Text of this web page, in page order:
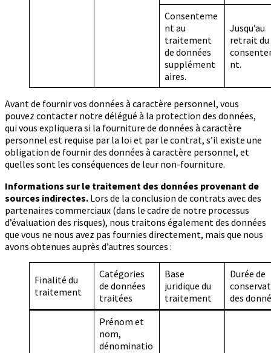
Consenteme
nt au
traitement
de données
supplément
aires.
Jusqu’au
retrait du
nt.
Avant de fournir vos données à caractère personnel, vous
pouvez contacter notre délégué à la protection des données,
qui vous expliquera si la fourniture de données à caractère
personnel est requise par la loi et par le contrat, s’il existe une
obligation de fournir des données à caractère personnel, et
quelles sont les conséquences de leur non-fourniture.
Informations sur le traitement des données provenant de
sources indirectes. Lors de la conclusion de contrats avec des
partenaires commerciaux (dans le cadre de notre processus
d’évaluation des risques), nous traitons également des données
que vous ne nous avez pas fournies directement, mais que nous
avons obtenues auprès d’autres sources :
Finalité du
traitement
Catégories
de données
traitées
Base
juridique du
traitement
Durée de
des
Prénom et
nom,
dénominatio